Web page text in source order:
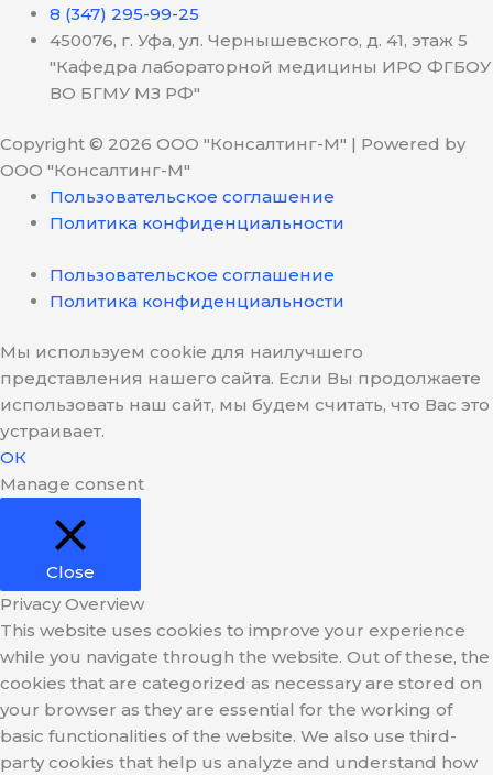
8 (347) 295-99-25
450076, г. Уфа, ул. Чернышевского, д. 41, этаж 5
"Кафедра лабораторной медицины ИРО ФГБОУ
ВО БГМУ МЗ РФ"
Copyright © 2026 ООО "Консалтинг-М" | Powered by
ООО "Консалтинг-М"
Пользовательское соглашение
Политика конфиденциальности
Пользовательское соглашение
Политика конфиденциальности
Мы используем cookie для наилучшего
представления нашего сайта. Если Вы продолжаете
использовать наш сайт, мы будем считать, что Вас это
устраивает.
ОК
Manage consent
Close
Privacy Overview
This website uses cookies to improve your experience
while you navigate through the website. Out of these, the
cookies that are categorized as necessary are stored on
your browser as they are essential for the working of
basic functionalities of the website. We also use third-
party cookies that help us analyze and understand how